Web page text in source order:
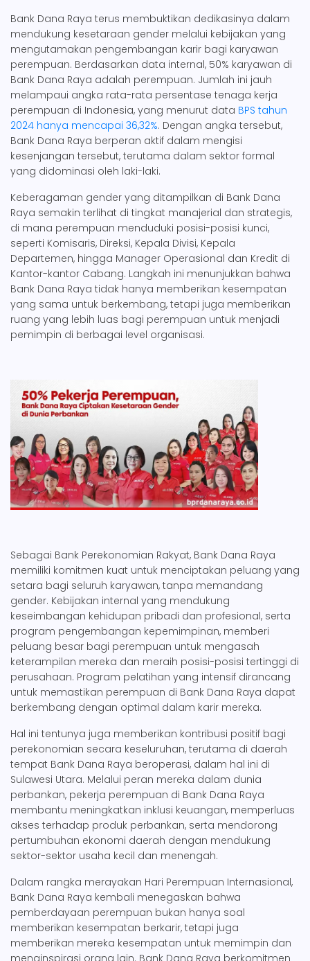
Bank Dana Raya terus membuktikan dedikasinya dalam
mendukung kesetaraan gender melalui kebijakan yang
mengutamakan pengembangan karir bagi karyawan
perempuan. Berdasarkan data internal, 50% karyawan di
Bank Dana Raya adalah perempuan. Jumlah ini jauh
melampaui angka rata-rata persentase tenaga kerja
perempuan di Indonesia, yang menurut data BPS tahun
2024 hanya mencapai 36,32%. Dengan angka tersebut,
Bank Dana Raya berperan aktif dalam mengisi
kesenjangan tersebut, terutama dalam sektor formal
yang didominasi oleh laki-laki.
Keberagaman gender yang ditampilkan di Bank Dana
Raya semakin terlihat di tingkat manajerial dan strategis,
di mana perempuan menduduki posisi-posisi kunci,
seperti Komisaris, Direksi, Kepala Divisi, Kepala
Departemen, hingga Manager Operasional dan Kredit di
Kantor-kantor Cabang. Langkah ini menunjukkan bahwa
Bank Dana Raya tidak hanya memberikan kesempatan
yang sama untuk berkembang, tetapi juga memberikan
ruang yang lebih luas bagi perempuan untuk menjadi
pemimpin di berbagai level organisasi.
Sebagai Bank Perekonomian Rakyat, Bank Dana Raya
memiliki komitmen kuat untuk menciptakan peluang yang
setara bagi seluruh karyawan, tanpa memandang
gender. Kebijakan internal yang mendukung
keseimbangan kehidupan pribadi dan profesional, serta
program pengembangan kepemimpinan, memberi
peluang besar bagi perempuan untuk mengasah
keterampilan mereka dan meraih posisi-posisi tertinggi di
perusahaan. Program pelatihan yang intensif dirancang
untuk memastikan perempuan di Bank Dana Raya dapat
berkembang dengan optimal dalam karir mereka.
Hal ini tentunya juga memberikan kontribusi positif bagi
perekonomian secara keseluruhan, terutama di daerah
tempat Bank Dana Raya beroperasi, dalam hal ini di
Sulawesi Utara. Melalui peran mereka dalam dunia
perbankan, pekerja perempuan di Bank Dana Raya
membantu meningkatkan inklusi keuangan, memperluas
akses terhadap produk perbankan, serta mendorong
pertumbuhan ekonomi daerah dengan mendukung
sektor-sektor usaha kecil dan menengah.
Dalam rangka merayakan Hari Perempuan Internasional,
Bank Dana Raya kembali menegaskan bahwa
pemberdayaan perempuan bukan hanya soal
memberikan kesempatan berkarir, tetapi juga
memberikan mereka kesempatan untuk memimpin dan
menginspirasi orang lain. Bank Dana Raya berkomitmen